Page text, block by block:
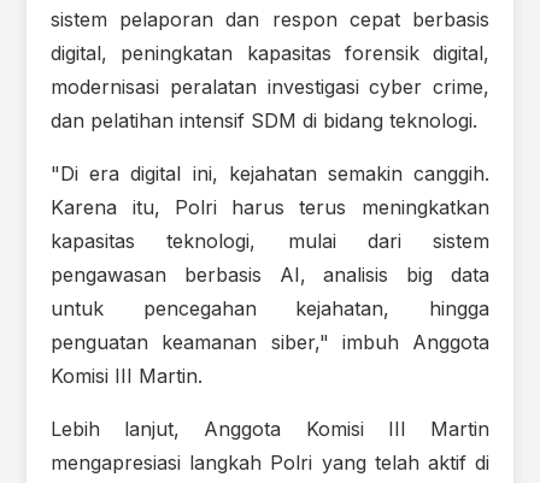
sistem pelaporan dan respon cepat berbasis
digital, peningkatan kapasitas forensik digital,
modernisasi peralatan investigasi cyber crime,
dan pelatihan intensif SDM di bidang teknologi.
"Di era digital ini, kejahatan semakin canggih.
Karena itu, Polri harus terus meningkatkan
kapasitas teknologi, mulai dari sistem
pengawasan berbasis AI, analisis big data
untuk pencegahan kejahatan, hingga
penguatan keamanan siber," imbuh Anggota
Komisi III Martin.
Lebih lanjut, Anggota Komisi III Martin
mengapresiasi langkah Polri yang telah aktif di